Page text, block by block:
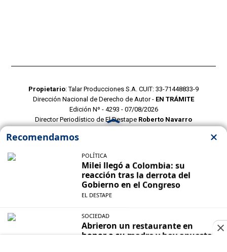
Propietario: Talar Producciones S.A. CUIT: 33-71448833-9
Dirección Nacional de Derecho de Autor - EN TRÁMITE
Edición Nº - 4293 - 07/08/2026
Director Periodístico de El Destape Roberto Navarro
POLITICAS DE PRIVACIDAD
CONTACTO COMERCIAL
CONTACTO EDITORIAL
Mustang Cloud- CMS para portales de noticias